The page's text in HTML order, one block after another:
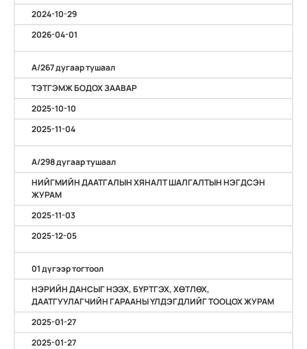
2024-10-29
2026-04-01
А/267 дугаар тушаал
ТЭТГЭМЖ БОДОХ ЗААВАР
2025-10-10
2025-11-04
А/298 дугаар тушаал
НИЙГМИЙН ДААТГАЛЫН ХЯНАЛТ ШАЛГАЛТЫН НЭГДСЭН
ЖУРАМ
2025-11-03
2025-12-05
01 дүгээр тогтоол
НЭРИЙН ДАНСЫГ НЭЭХ, БҮРТГЭХ, ХӨТЛӨХ,
ДААТГУУЛАГЧИЙН ГАРААНЫ ҮЛДЭГДЛИЙГ ТООЦОХ ЖУРАМ
2025-01-27
2025-01-27